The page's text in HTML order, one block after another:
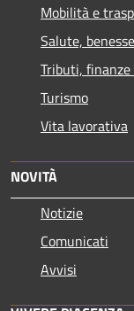
Mobilità e
Salute,
Tributi,
Turismo
Vita lavorativa
NOVITÀ
Notizie
Comunicati
Avvisi